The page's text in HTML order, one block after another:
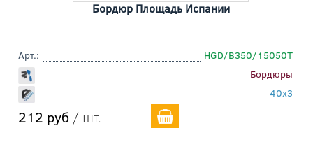
Бордюр Площадь Испании
Арт.:
HGD/B350/15050T
Бордюры
40x3
212 руб / шт.